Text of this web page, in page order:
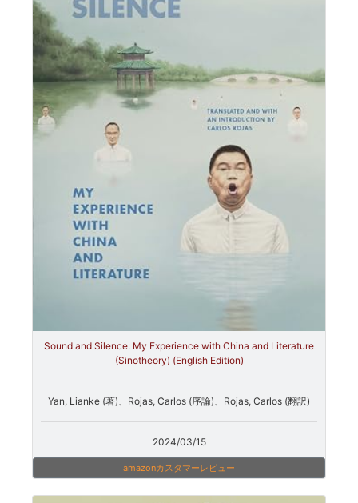
Sound and Silence: My Experience with China and Literature
(Sinotheory) (English Edition)
Yan, Lianke (著)、Rojas, Carlos (序論)、Rojas, Carlos (翻訳)
2024/03/15
amazonカスタマーレビュー